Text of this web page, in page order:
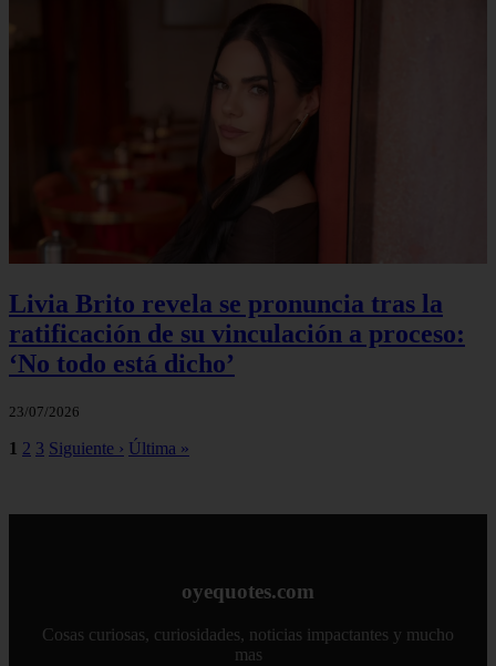
Livia Brito revela se pronuncia tras la
ratificación de su vinculación a proceso:
‘No todo está dicho’
23/07/2026
1 2 3 Siguiente › Última »
oyequotes.com
Cosas curiosas, curiosidades, noticias impactantes y mucho
mas